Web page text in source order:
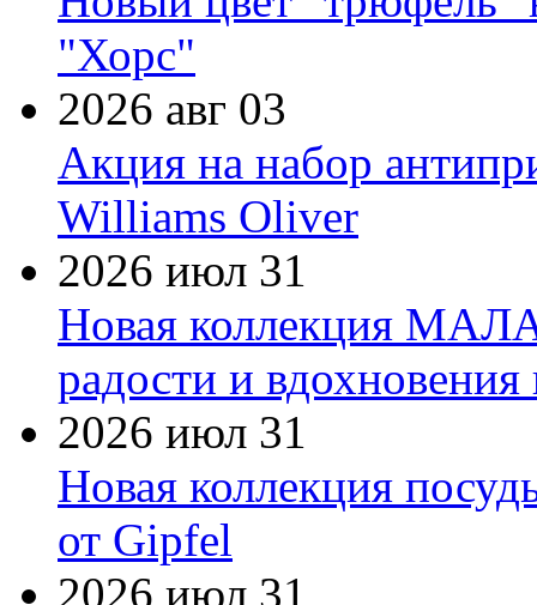
"Хорс"
2026 авг 03
Акция на набор
Williams Oliver
2026 июл 31
Новая коллекция
радости и
2026 июл 31
Новая коллекция
от Gipfel
2026 июл 31